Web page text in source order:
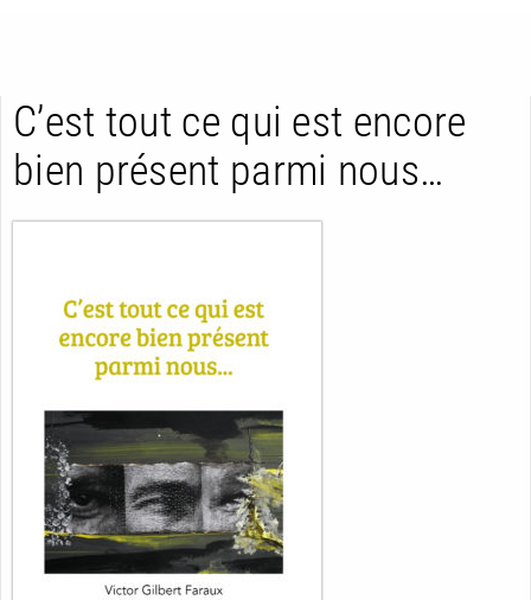
NOUVEAUTÉS
AVIS
A LA UNE
C’est tout ce qui est encore
bien présent parmi nous…